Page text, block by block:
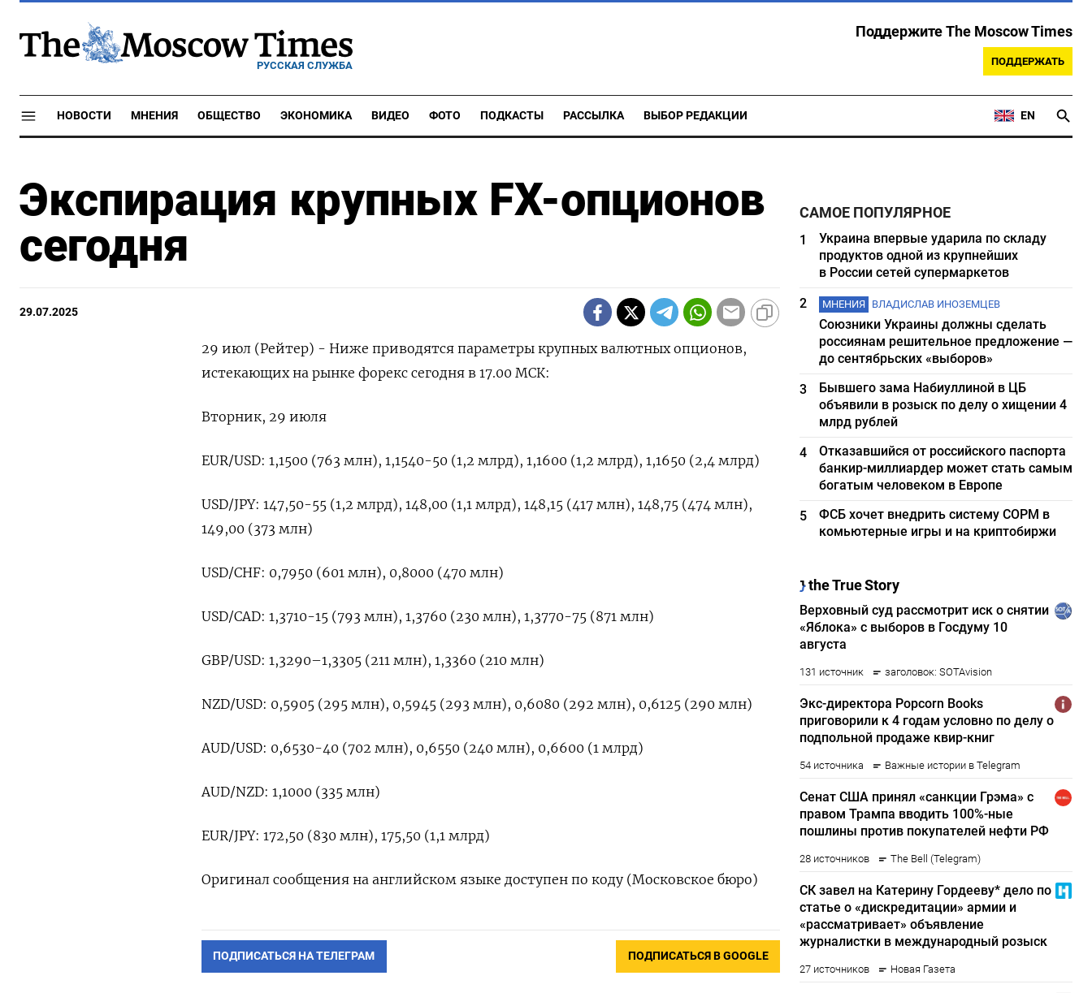
РУССКАЯ СЛУЖБА
Поддержите The Moscow Times
ПОДДЕРЖАТЬ
НОВОСТИ МНЕНИЯ ОБЩЕСТВО ЭКОНОМИКА ВИДЕО ФОТО ПОДКАСТЫ РАССЫЛКА ВЫБОР РЕДАКЦИИ EN
Экспирация крупных FX-опционов
сегодня
29.07.2025
29 июл (Рейтер) - Ниже приводятся параметры крупных валютных опционов,
истекающих на рынке форекс сегодня в 17.00 МСК:
Вторник, 29 июля
EUR/USD: 1,1500 (763 млн), 1,1540-50 (1,2 млрд), 1,1600 (1,2 млрд), 1,1650 (2,4 млрд)
USD/JPY: 147,50-55 (1,2 млрд), 148,00 (1,1 млрд), 148,15 (417 млн), 148,75 (474 млн),
149,00 (373 млн)
USD/CHF: 0,7950 (601 млн), 0,8000 (470 млн)
USD/CAD: 1,3710-15 (793 млн), 1,3760 (230 млн), 1,3770-75 (871 млн)
GBP/USD: 1,3290–1,3305 (211 млн), 1,3360 (210 млн)
NZD/USD: 0,5905 (295 млн), 0,5945 (293 млн), 0,6080 (292 млн), 0,6125 (290 млн)
AUD/USD: 0,6530-40 (702 млн), 0,6550 (240 млн), 0,6600 (1 млрд)
AUD/NZD: 1,1000 (335 млн)
EUR/JPY: 172,50 (830 млн), 175,50 (1,1 млрд)
Оригинал сообщения на английском языке доступен по коду (Московское бюро)
ПОДПИСАТЬСЯ НА ТЕЛЕГРАМ ПОДПИСАТЬСЯ В GOOGLE
САМОЕ ПОПУЛЯРНОЕ
1
Украина впервые ударила по складу
продуктов одной из крупнейших
в России сетей супермаркетов
2
МНЕНИЯ ВЛАДИСЛАВ ИНОЗЕМЦЕВ
Союзники Украины должны сделать
россиянам решительное предложение —
до сентябрьских «выборов»
3
Бывшего зама Набиуллиной в ЦБ
объявили в розыск по делу о хищении 4
млрд рублей
4
Отказавшийся от российского паспорта
банкир-миллиардер может стать самым
богатым человеком в Европе
5
ФСБ хочет внедрить систему СОРМ в
комьютерные игры и на криптобиржи